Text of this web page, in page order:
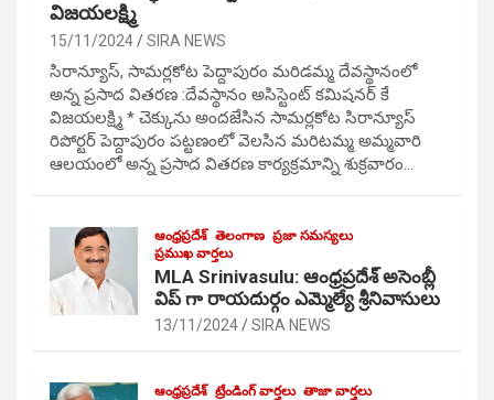
విజయలక్ష్మి
15/11/2024 SIRA NEWS
సిరాన్యూస్, సామర్లకోట పెద్దాపురం మరిడమ్మ దేవస్థానంలో
అన్న ప్రసాద వితరణ :దేవస్థానం అసిస్టెంట్ కమిషనర్ కే
విజయలక్ష్మి * చెక్కును అందజేసిన సామర్లకోట సిరాన్యూస్
రిపోర్టర్ పెద్దాపురం పట్టణంలో వెలసిన మరిటమ్మ అమ్మవారి
ఆలయంలో అన్న ప్రసాద వితరణ కార్యక్రమాన్ని శుక్రవారం…
ఆంధ్రప్రదేశ్ తెలంగాణ ప్రజా సమస్యలు
ప్రముఖ వార్తలు
MLA Srinivasulu: ఆంధ్రప్రదేశ్ అసెంబ్లీ
విప్ గా రాయదుర్గం ఎమ్మెల్యే శ్రీనివాసులు
13/11/2024 SIRA NEWS
ఆంధ్రప్రదేశ్ ట్రేండింగ్ వార్తలు తాజా వార్తలు